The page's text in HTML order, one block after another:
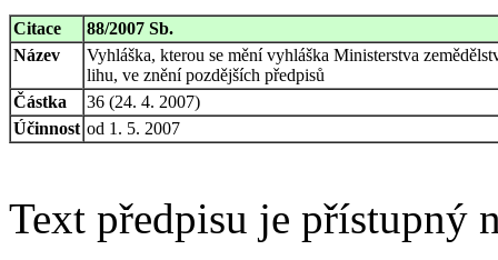
Citace
88/2007 Sb.
Název
Vyhláška, kterou se mění vyhláška Ministerstva
lihu, ve znění pozdějších předpisů
Částka
36 (24. 4. 2007)
Účinnost od 1. 5. 2007
Text předpisu je přístupný